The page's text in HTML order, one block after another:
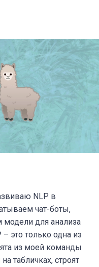
NLP в
чат-боты,
модели для анализа
это только одна из
из моей команды
табличках, строят